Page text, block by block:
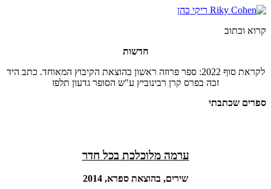
דלג
קרוא וכתוב
חדשות
לקראת סוף 2022: ספר פרוזה ראשון בהוצאת הקיבוץ המאוחד. כתב היד
זכה בפרס קרן רבינוביץ ע"ש הסופר גדעון תלפז
ספרים שכתבתי
ערמה מלוכלכת בכל חדר
שירים, בהוצאת ספרא, 2014